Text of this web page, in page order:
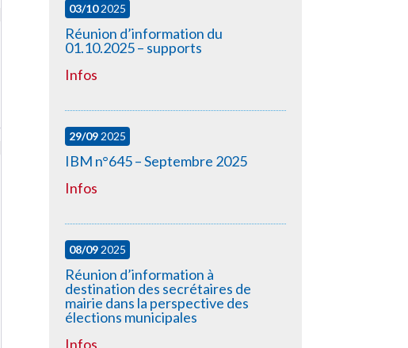
03/102025
Réunion d’information du
01.10.2025 – supports
Infos
29/092025
IBM n°645 – Septembre 2025
Infos
08/092025
Réunion d’information à
destination des secrétaires de
mairie dans la perspective des
élections municipales
Infos